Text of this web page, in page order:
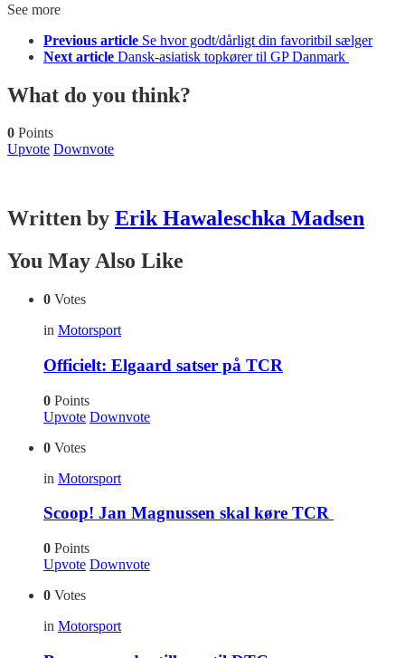
See more
Previous article Se hvor godt/dårligt din favoritbil sælger
Next article Dansk-asiatisk topkører til GP Danmark
What do you think?
0 Points
Upvote Downvote
Written by Erik Hawaleschka Madsen
You May Also Like
0 Votes
in Motorsport
Officielt: Elgaard satser på TCR
0 Points
Upvote Downvote
0 Votes
in Motorsport
Scoop! Jan Magnussen skal køre TCR
0 Points
Upvote Downvote
0 Votes
in Motorsport